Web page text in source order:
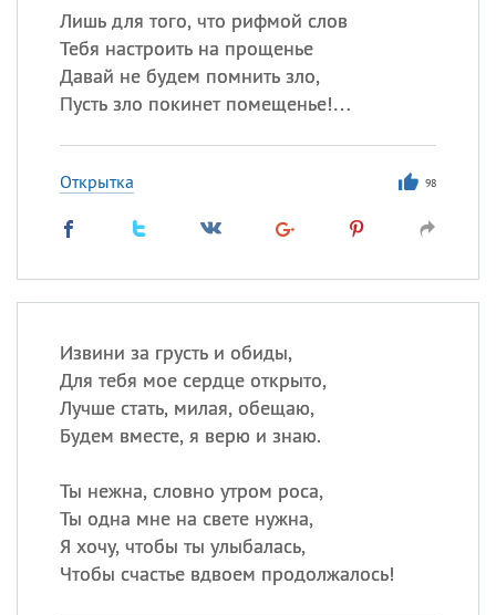
Лишь для того, что рифмой слов
Тебя настроить на прощенье
Давай не будем помнить зло,
Пусть зло покинет помещенье!…
Открытка 98
Извини за грусть и обиды,
Для тебя мое сердце открыто,
Лучше стать, милая, обещаю,
Будем вместе, я верю и знаю.
Ты нежна, словно утром роса,
Ты одна мне на свете нужна,
Я хочу, чтобы ты улыбалась,
Чтобы счастье вдвоем продолжалось!